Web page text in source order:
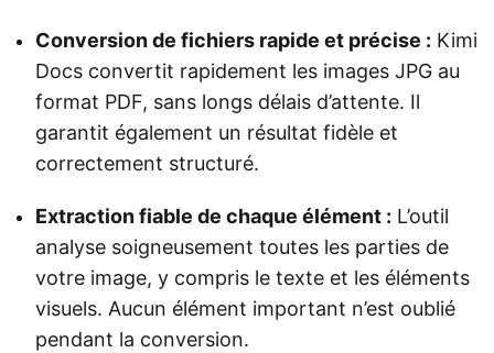
Conversion de fichiers rapide et précise : Kimi
Docs convertit rapidement les images JPG au
format PDF, sans longs délais d’attente. Il
garantit également un résultat fidèle et
correctement structuré.
Extraction fiable de chaque élément : L’outil
analyse soigneusement toutes les parties de
votre image, y compris le texte et les éléments
visuels. Aucun élément important n’est oublié
pendant la conversion.